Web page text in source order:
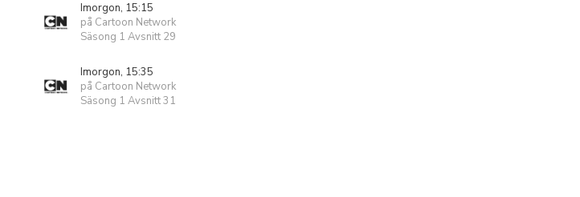
Imorgon, 15:15
på Cartoon Network
Säsong 1 Avsnitt 29
Imorgon, 15:35
på Cartoon Network
Säsong 1 Avsnitt 31